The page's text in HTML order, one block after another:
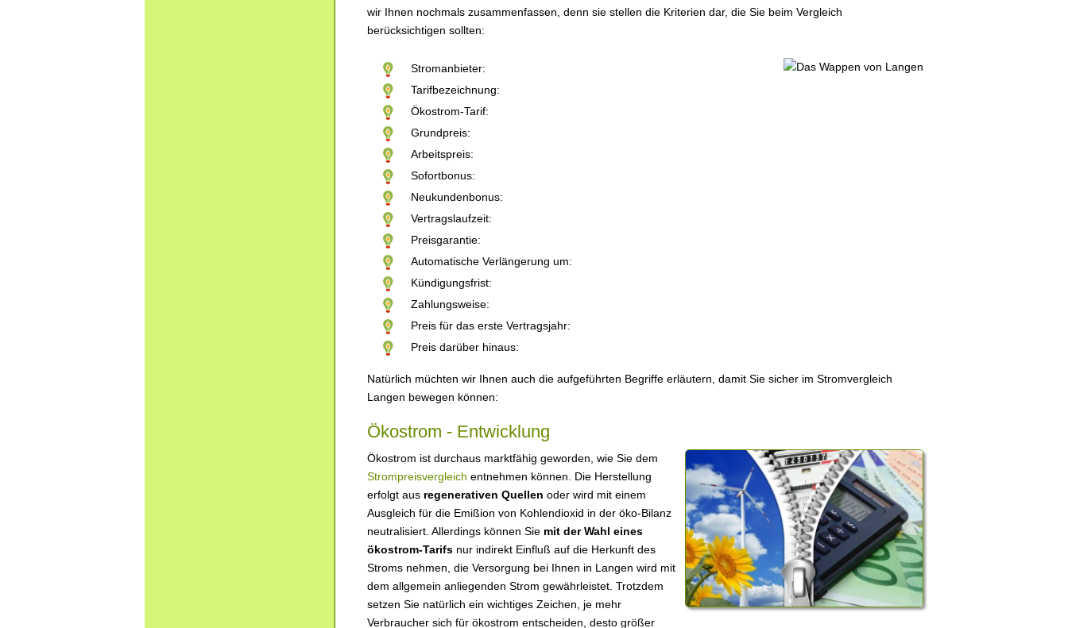
wir Ihnen nochmals zusammenfassen, denn sie stellen die Kriterien dar, die Sie beim Vergleich
berücksichtigen sollten:
Stromanbieter:
Tarifbezeichnung:
Ökostrom-Tarif:
Grundpreis:
Arbeitspreis:
Sofortbonus:
Neukundenbonus:
Vertragslaufzeit:
Preisgarantie:
Automatische Verlängerung um:
Kündigungsfrist:
Zahlungsweise:
Preis für das erste Vertragsjahr:
Preis darüber hinaus:
Natürlich müchten wir Ihnen auch die aufgeführten Begriffe erläutern, damit Sie sicher im Stromvergleich
Langen bewegen können:
Ökostrom - Entwicklung
Ökostrom ist durchaus marktfähig geworden, wie Sie dem
Strompreisvergleich entnehmen können. Die Herstellung
erfolgt aus regenerativen Quellen oder wird mit einem
Ausgleich für die Emißion von Kohlendioxid in der öko-Bilanz
neutralisiert. Allerdings können Sie mit der Wahl eines
ökostrom-Tarifs nur indirekt Einfluß auf die Herkunft des
Stroms nehmen, die Versorgung bei Ihnen in Langen wird mit
dem allgemein anliegenden Strom gewährleistet. Trotzdem
setzen Sie natürlich ein wichtiges Zeichen, je mehr
Verbraucher sich für ökostrom entscheiden, desto größer